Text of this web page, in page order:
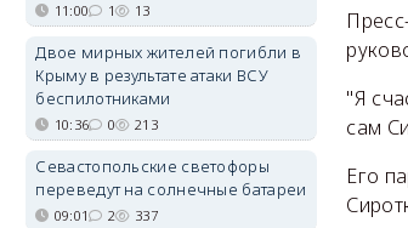
"Я
сам
Его
11:00 1 13
Двое мирных жителей погибли в
Крыму в результате атаки ВСУ
беспилотниками
10:36 0 213
Севастопольские светофоры
переведут на солнечные батареи
09:01 2 337